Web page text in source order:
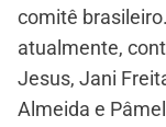
comitê
atualmente,
Jesus, Jani
Almeida e